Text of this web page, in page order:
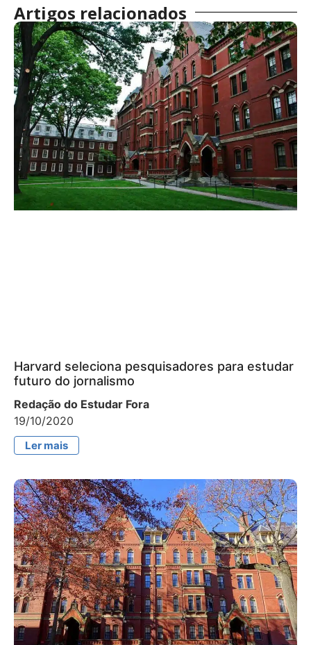
Artigos relacionados
Harvard seleciona pesquisadores para estudar
futuro do jornalismo
Redação do Estudar Fora
19/10/2020
Ler mais